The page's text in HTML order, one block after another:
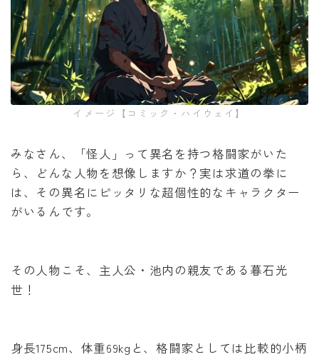
イメージ【コミック・ハイウェイ】
みなさん、「怪人」って異名を持つ格闘家がいた
ら、どんな人物を想像しますか？実は求道の拳に
は、その異名にピッタリな超個性的なキャラクター
がいるんです。
その人物こそ、主人公・池内の親友である暮石光
世！
身長175cm、体重69kgと、格闘家としては比較的小柄